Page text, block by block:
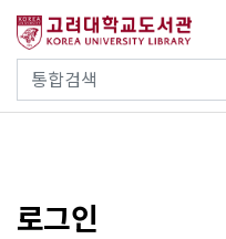
건
통합검색
사이트내 검색
로그인